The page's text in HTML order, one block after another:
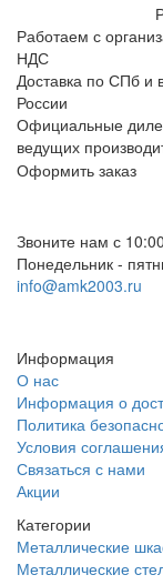
Работаем с
НДС
Доставка по СПб и
России
Официальные
ведущих
Оформить заказ
Звоните нам с
Понедельник -
info@amk2003.ru
Информация
О нас
Информация о
Политика
Условия
Связаться с нами
Акции
Категории
Металлические
Металлические